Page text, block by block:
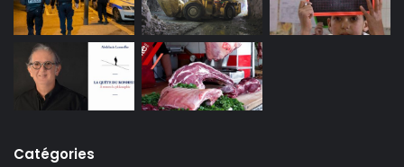
Catégories